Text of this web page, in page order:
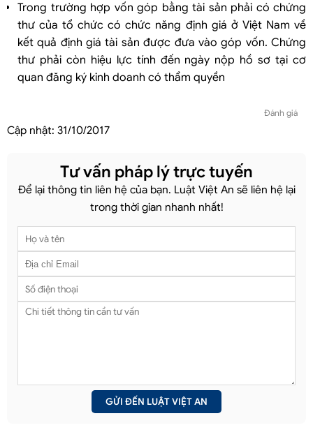
Trong trường hợp vốn góp bằng tài sản phải có chứng
thư của tổ chức có chức năng định giá ở Việt Nam về
kết quả định giá tài sản được đưa vào góp vốn. Chứng
thư phải còn hiệu lực tính đến ngày nộp hồ sơ tại cơ
quan đăng ký kinh doanh có thẩm quyền
Đánh giá
Cập nhật: 31/10/2017
Tư vấn pháp lý trực tuyến
Để lại thông tin liên hệ của bạn. Luật Việt An sẽ liên hệ lại
trong thời gian nhanh nhất!